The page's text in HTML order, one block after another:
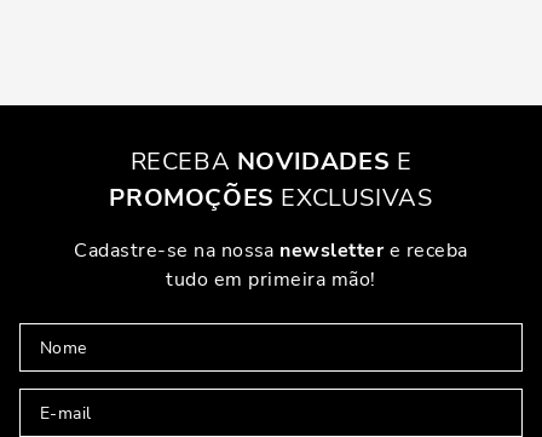
RECEBA NOVIDADES E
PROMOÇÕES EXCLUSIVAS
Cadastre-se na nossa newslettere receba
tudo em primeira mão!